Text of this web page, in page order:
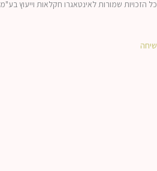
כל הזכויות שמורות לאינטאגרו חקלאות וייעוץ בע"מ
שיחה